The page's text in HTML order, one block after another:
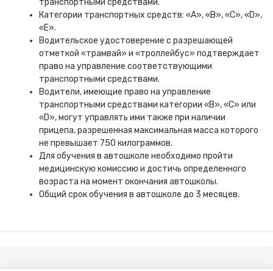
транспортными средствами.
Категории транспортных средств: «A», «B», «C», «D»,
«E».
Водительское удостоверение с разрешающей
отметкой «трамвай» и «троллейбус» подтверждает
право на управление соответствующими
транспортными средствами.
Водители, имеющие право на управление
транспортными средствами категории «В», «С» или
«D», могут управлять ими также при наличии
прицепа, разрешенная максимальная масса которого
не превышает 750 килограммов.
Для обучения в автошколе необходимо пройти
медицинскую комиссию и достичь определенного
возраста на момент окончания автошколы.
Общий срок обучения в автошколе до 3 месяцев.